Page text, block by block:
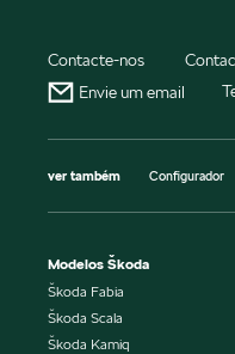
Contacte-nos
Envie um email
ver também Configurador
Modelos Škoda
Škoda Fabia
Škoda Scala
Škoda Kamiq